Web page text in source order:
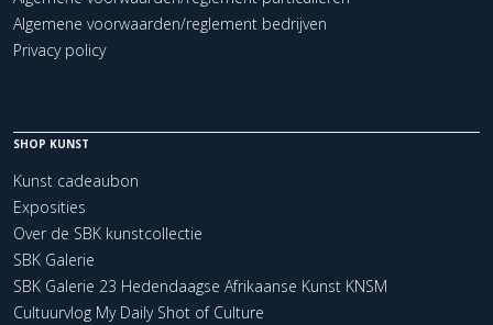
Algemene voorwaarden/reglement bedrijven
Privacy policy
SHOP KUNST
Kunst cadeaubon
Exposities
Over de SBK kunstcollectie
SBK Galerie
SBK Galerie 23 Hedendaagse Afrikaanse Kunst KNSM
Cultuurvlog My Daily Shot of Culture